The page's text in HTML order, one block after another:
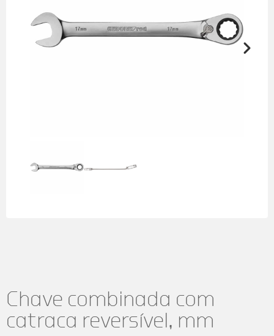
Chave combinada com
catraca reversível, mm